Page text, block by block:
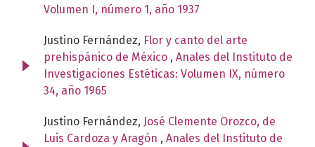
Volumen I, número 1, año 1937
Justino Fernández, Flor y canto del arte
prehispánico de México , Anales del Instituto de
Investigaciones Estéticas: Volumen IX, número
34, año 1965
Justino Fernández, José Clemente Orozco, de
Luis Cardoza y Aragón , Anales del Instituto de